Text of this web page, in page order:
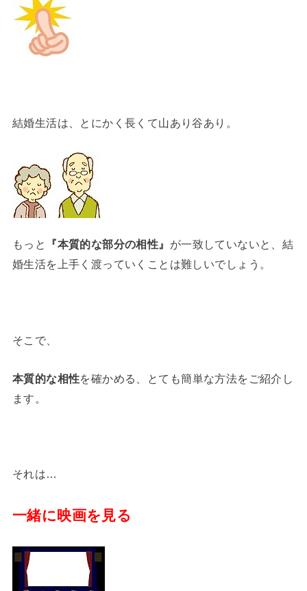
結婚生活は、とにかく長くて山あり谷あり。
もっと 『本質的な部分の相性』 が一致していないと、結
婚生活を上手く渡っていくことは難しいでしょう。
そこで、
本質的な相性を確かめる、とても簡単な方法をご紹介し
ます。
それは…
一緒に映画を見る